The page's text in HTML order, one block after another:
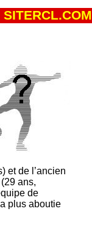
et de l’ancien
ans,
de
plus aboutie